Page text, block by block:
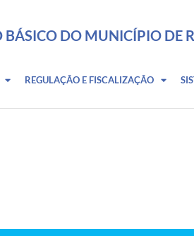
DO MUNICÍPIO DE
REGULAÇÃO E FISCALIZAÇÃO